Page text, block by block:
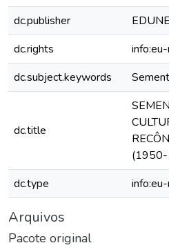
dc.publisher
dc.rights
dc.subject.keywords
dc.title
dc.type
Arquivos
Pacote original